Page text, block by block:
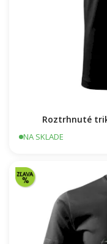
Roztrhnuté
NA SKLADE